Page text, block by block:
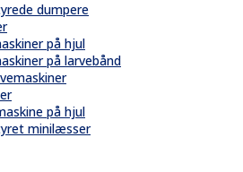
dumpere
på hjul
på larvebånd
på hjul
minilæsser